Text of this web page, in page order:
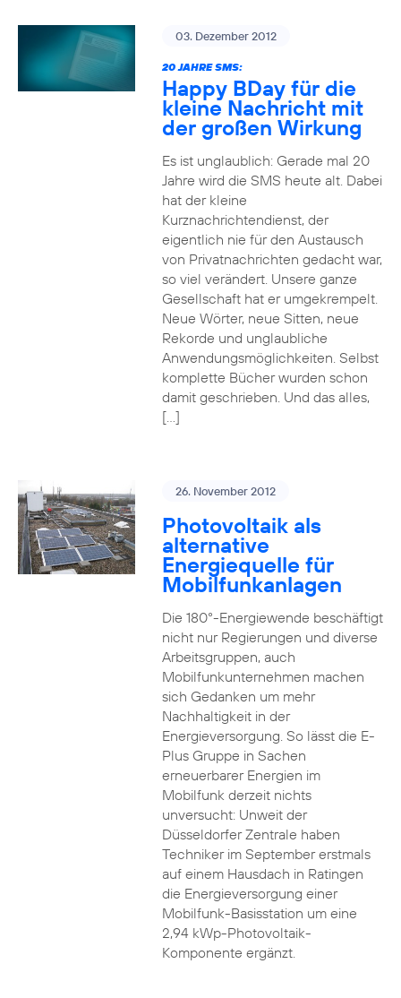
03. Dezember 2012
20 JAHRE SMS:
Happy BDay für die
kleine Nachricht mit
der großen Wirkung
Es ist unglaublich: Gerade mal 20
Jahre wird die SMS heute alt. Dabei
hat der kleine
Kurznachrichtendienst, der
eigentlich nie für den Austausch
von Privatnachrichten gedacht war,
so viel verändert. Unsere ganze
Gesellschaft hat er umgekrempelt.
Neue Wörter, neue Sitten, neue
Rekorde und unglaubliche
Anwendungsmöglichkeiten. Selbst
komplette Bücher wurden schon
damit geschrieben. Und das alles,
[…]
26. November 2012
Photovoltaik als
alternative
Energiequelle für
Mobilfunkanlagen
Die 180°-Energiewende beschäftigt
nicht nur Regierungen und diverse
Arbeitsgruppen, auch
Mobilfunkunternehmen machen
sich Gedanken um mehr
Nachhaltigkeit in der
Energieversorgung. So lässt die E-
Plus Gruppe in Sachen
erneuerbarer Energien im
Mobilfunk derzeit nichts
unversucht: Unweit der
Düsseldorfer Zentrale haben
Techniker im September erstmals
auf einem Hausdach in Ratingen
die Energieversorgung einer
Mobilfunk-Basisstation um eine
2,94 kWp-Photovoltaik-
Komponente ergänzt.